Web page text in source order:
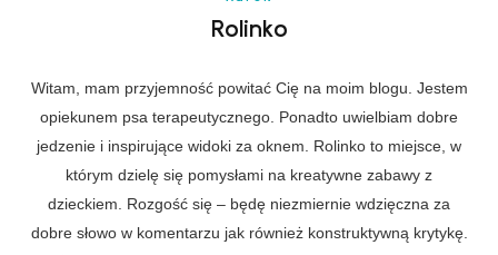
Rolinko
Witam, mam przyjemność powitać Cię na moim blogu. Jestem
opiekunem psa terapeutycznego. Ponadto uwielbiam dobre
jedzenie i inspirujące widoki za oknem. Rolinko to miejsce, w
którym dzielę się pomysłami na kreatywne zabawy z
dzieckiem. Rozgość się – będę niezmiernie wdzięczna za
dobre słowo w komentarzu jak również konstruktywną krytykę.